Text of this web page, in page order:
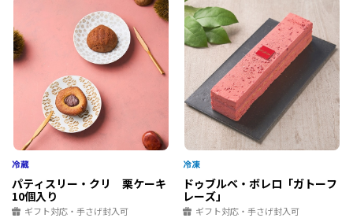
ーを多く集めたカラフルなアソート
ーやプラリネ、シンプルなガナッシュ等
バランスの良いデギスタシオンBOX
パティスリー・クリ 栗ケーキ
10個入り
ギフト対応・手さげ封入可
ドゥブルベ・ボレロ「ガトーフ
レーズ」
ギフト対応・手さげ封入可